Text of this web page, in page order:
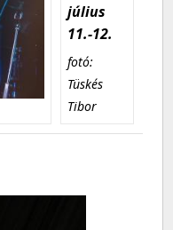
július
11.-12.
fotó:
Tüskés
Tibor